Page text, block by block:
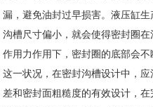
漏，避免油封过早损害。液压缸
沟槽尺寸偏小，就会使得密封圈
作用力作用下，密封圈的底部会
这一状况，在密封沟槽设计中，
差和密封面粗糙度的有效设计，